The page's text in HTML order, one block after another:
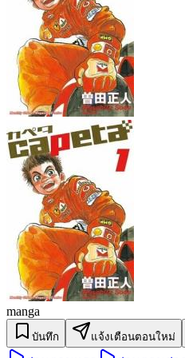
manga
บันทึก แจ้งเตือนตอนใหม่